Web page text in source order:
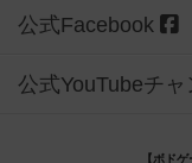
公式Facebook
公式YouTubeチ
【ボド